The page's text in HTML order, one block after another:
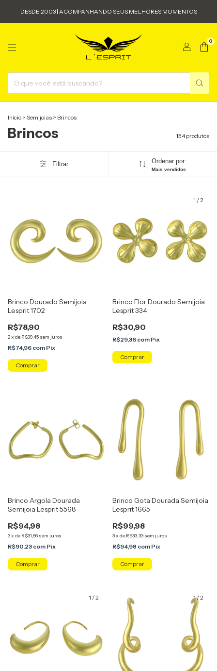
DESDE 2003 | ACOMPANHANDO SEUS MELHORES MOMENTOS
0
Início > Semijoias > Brincos
Brincos 154 produtos
Filtrar Ordenar por:
Mais vendidos
Brinco Dourado Semijoia
Lesprit 1702
R$78,90
2x de R$39,45 sem juros
R$74,96 com Pix
1 /2
Brinco Flor Dourado Semijoia
Lesprit 334
R$30,90
R$29,36 com Pix
Brinco Argola Dourada
Semijoia Lesprit 5568
R$94,98
3x de R$31,66 sem juros
R$90,23 com Pix
Brinco Gota Dourada Semijoia
Lesprit 1665
R$99,98
3x de R$33,33 sem juros
R$94,98 com Pix
1 /2 1/2